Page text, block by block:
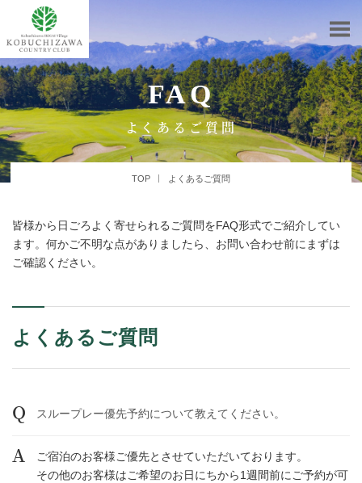
FAQ
よくあるご質問
TOP よくあるご質問
皆様から日ごろよく寄せられるご質問をFAQ形式でご紹介してい
ます。何かご不明な点がありましたら、お問い合わせ前にまずは
ご確認ください。
よくあるご質問
スループレー優先予約について教えてください。
ご宿泊のお客様ご優先とさせていただいております。
その他のお客様はご希望のお日にちから1週間前にご予約が可